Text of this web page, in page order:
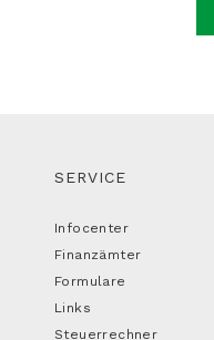
SERVICE
Infocenter
Finanzämter
Formulare
Links
Steuerrechner